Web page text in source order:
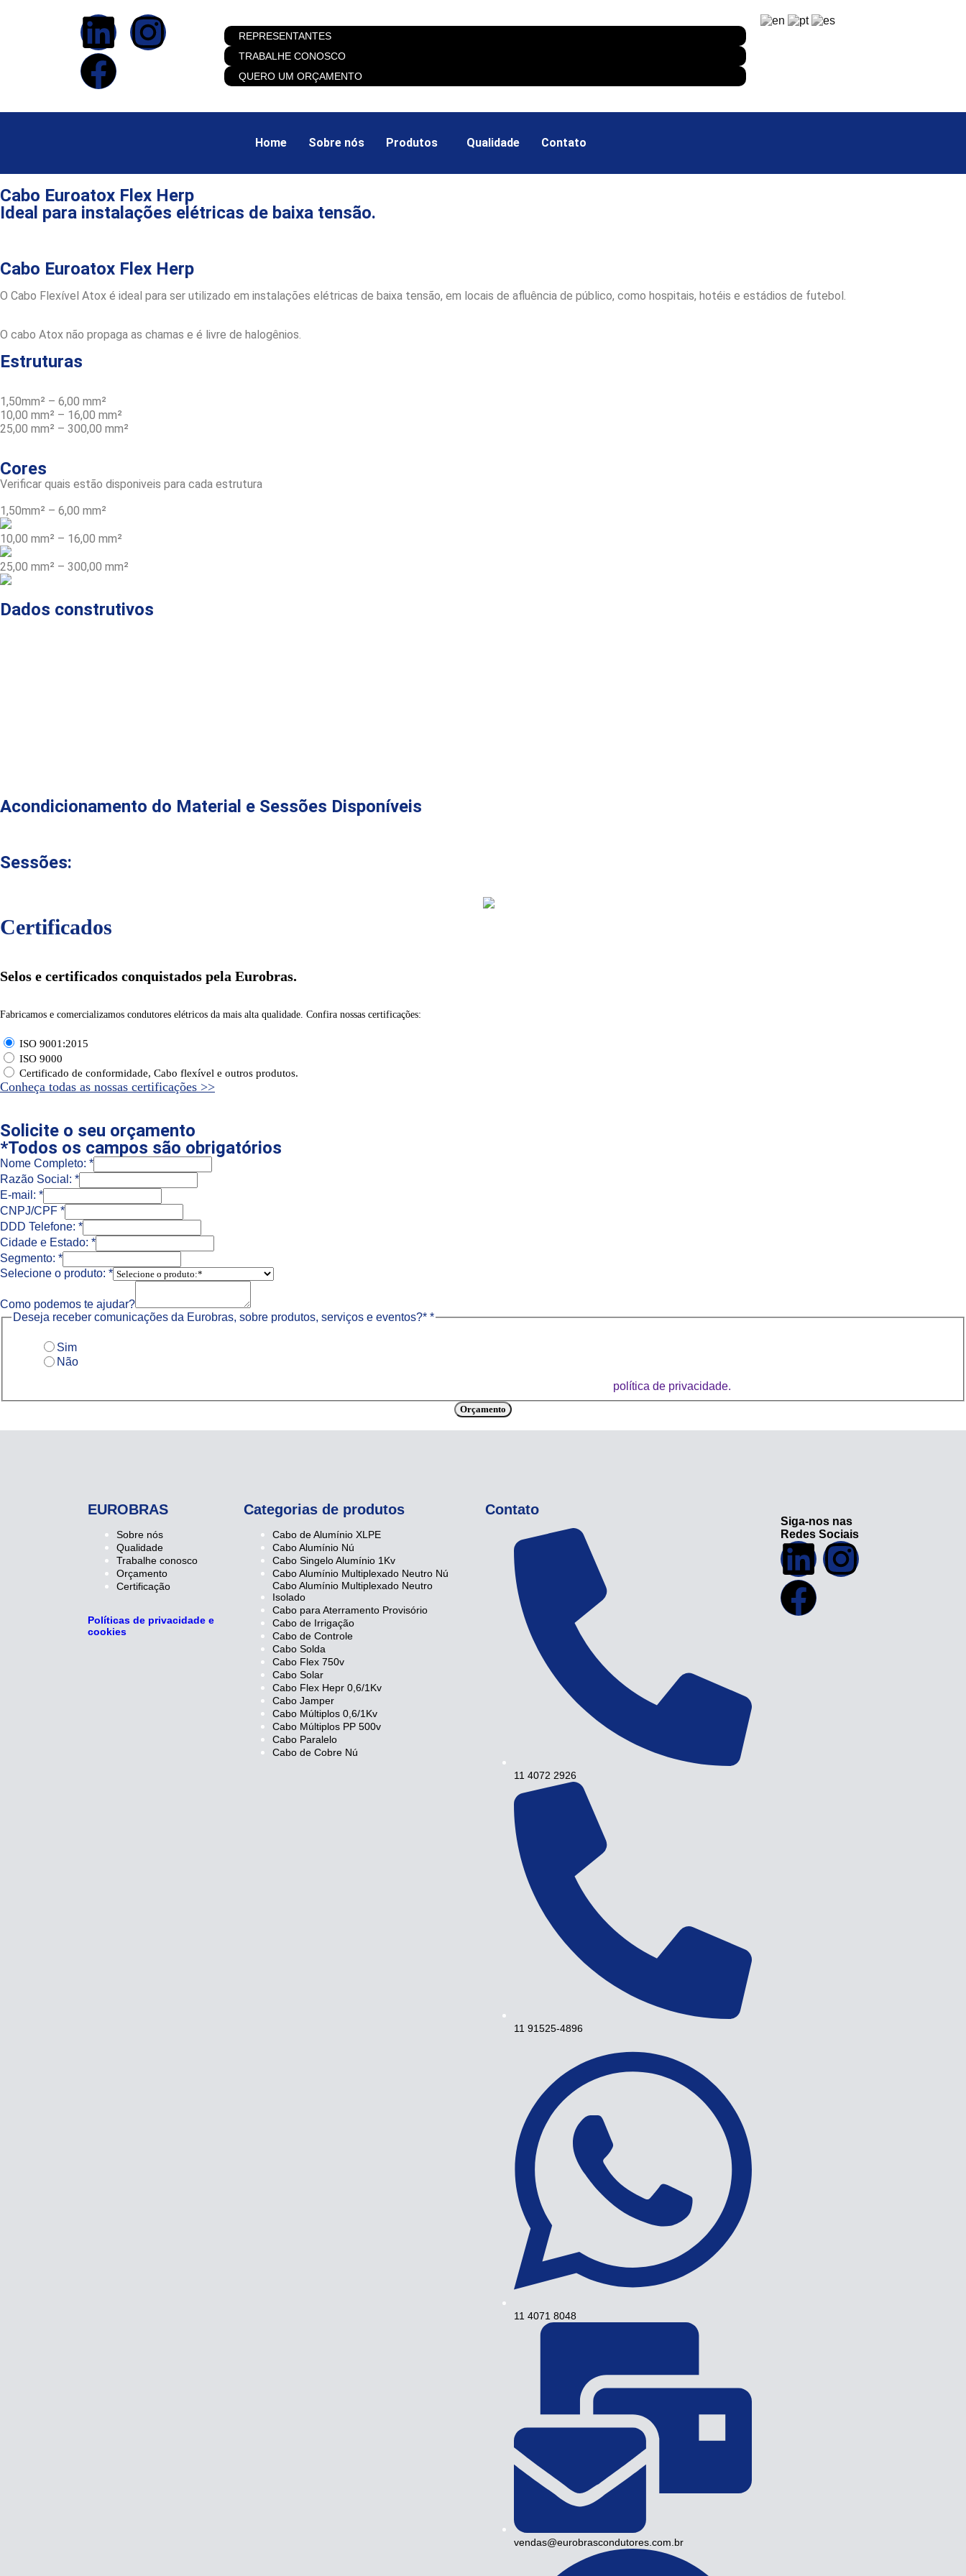
REPRESENTANTES
TRABALHE CONOSCO
QUERO UM ORÇAMENTO
Home Sobre nós Produtos Qualidade Contato
Cabo Euroatox Flex Herp
Ideal para instalações elétricas de baixa tensão.
Cabo Euroatox Flex Herp
O Cabo Flexível Atox é ideal para ser utilizado em instalações elétricas de baixa tensão, em locais de afluência de público, como hospitais, hotéis e estádios de futebol.
O cabo Atox não propaga as chamas e é livre de halogênios.
Estruturas
1,50mm² – 6,00 mm²
10,00 mm² – 16,00 mm²
25,00 mm² – 300,00 mm²
Cores
Verificar quais estão disponiveis para cada estrutura
1,50mm² – 6,00 mm²
10,00 mm² – 16,00 mm²
25,00 mm² – 300,00 mm²
Dados construtivos
Acondicionamento do Material e Sessões Disponíveis
Sessões:
Certificados
Selos e certificados conquistados pela Eurobras.
Fabricamos e comercializamos condutores elétricos da mais alta qualidade. Confira nossas certificações:
ISO 9001:2015
ISO 9000
Certificado de conformidade, Cabo flexível e outros produtos.
Conheça todas as nossas certificações >>
Solicite o seu orçamento
*Todos os campos são obrigatórios
Nome Completo: *
Razão Social: *
E-mail: *
CNPJ/CPF *
DDD Telefone: *
Cidade e Estado: *
Segmento: *
Selecione o produto: *
Como podemos te ajudar?
Deseja receber comunicações da Eurobras, sobre produtos, serviços e eventos?* *
Sim
Não
política de privacidade.
Orçamento
EUROBRAS
Sobre nós
Qualidade
Trabalhe conosco
Orçamento
Certificação
Políticas de privacidade e
cookies
Categorias de produtos
Cabo de Alumínio XLPE
Cabo Alumínio Nú
Cabo Singelo Alumínio 1Kv
Cabo Alumínio Multiplexado Neutro Nú
Cabo Alumínio Multiplexado Neutro
Isolado
Cabo para Aterramento Provisório
Cabo de Irrigação
Cabo de Controle
Cabo Solda
Cabo Flex 750v
Cabo Solar
Cabo Flex Hepr 0,6/1Kv
Cabo Jamper
Cabo Múltiplos 0,6/1Kv
Cabo Múltiplos PP 500v
Cabo Paralelo
Cabo de Cobre Nú
Contato
11 4072 2926
11 91525-4896
11 4071 8048
vendas@eurobrascondutores.com.br
Siga-nos nas
Redes Sociais